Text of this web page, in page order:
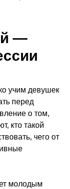
—
учим девушек
перед
о том,
кто такой
чего от
молодым